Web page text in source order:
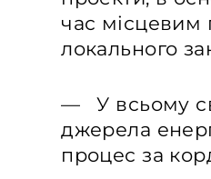
час місцевим
локального
— У всьому
джерела
процес за